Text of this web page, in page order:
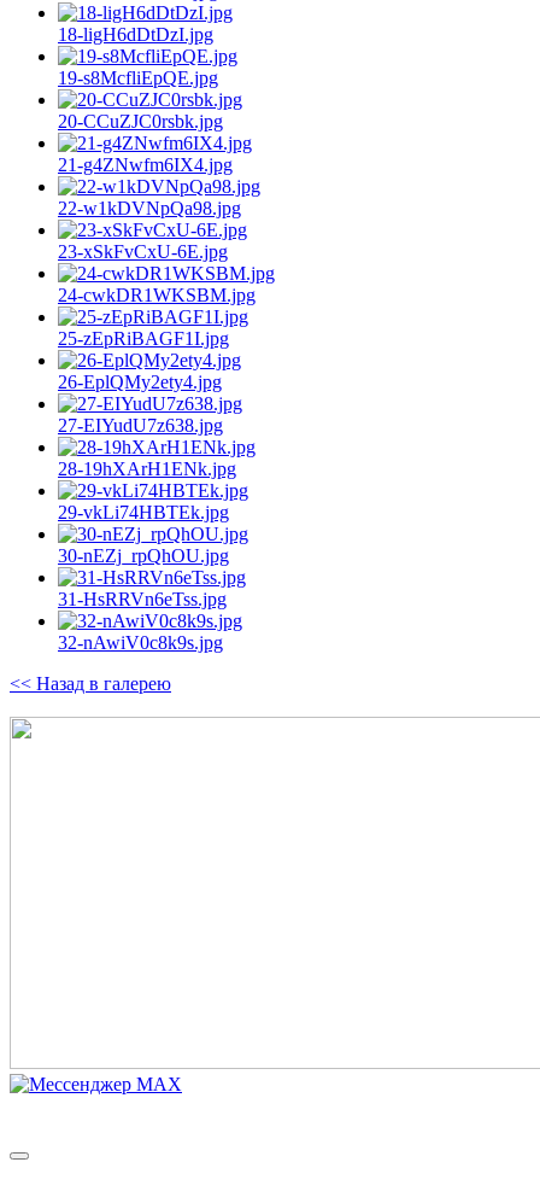
18-ligH6dDtDzI.jpg
19-s8McfliEpQE.jpg
20-CCuZJC0rsbk.jpg
21-g4ZNwfm6IX4.jpg
22-w1kDVNpQa98.jpg
23-xSkFvCxU-6E.jpg
24-cwkDR1WKSBM.jpg
25-zEpRiBAGF1I.jpg
26-EplQMy2ety4.jpg
27-EIYudU7z638.jpg
28-19hXArH1ENk.jpg
29-vkLi74HBTEk.jpg
30-nEZj_rpQhOU.jpg
31-HsRRVn6eTss.jpg
32-nAwiV0c8k9s.jpg
<< Назад в галерею